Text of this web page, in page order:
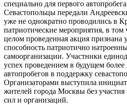
специально для первого
Севастопольцы передали
уже не однократно проводились в
патриотические мероприятия, в том
целом проведенная акция признана
способность патриотично
самоорганизации. Участники
успех проведением в будущем
автопробегов в поддержку
Организаторами выступила
жителей города Москвы без
сил и организаций.